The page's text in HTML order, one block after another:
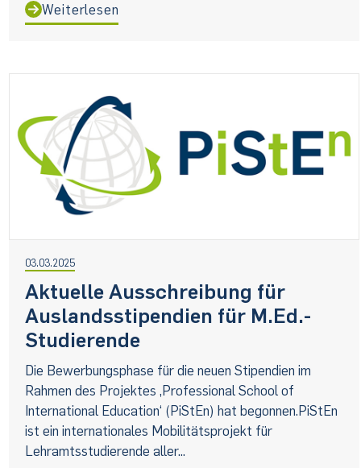
Weiterlesen
03.03.2025
Aktuelle Ausschreibung für
Auslandsstipendien für M.Ed.-
Studierende
Die Bewerbungsphase für die neuen Stipendien im
Rahmen des Projektes ‚Professional School of
International Education‘ (PiStEn) hat begonnen.PiStEn
ist ein internationales Mobilitätsprojekt für
Lehramtsstudierende aller...